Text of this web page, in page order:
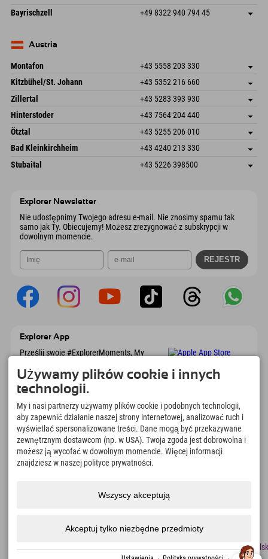
Niemcy
Książka
Frickenstraße 22
82490 Farchant
Zapisz adres
Informacje o przyjeździe
Bayrischzell +49 8322 940 794 45
NiemcyAustria
Montafon +43 5558 203 330
Dorfstr. 127b
6793 Gaschurn/Montafon
Austria
Zapisz adres
Książka
Kitzbühel/St. Johann +43 5352 216 660
Speckbacherstraße 87
6380 St. Johann in Tirol
Austria
Zapisz adres
Informacje o przyjeździe
Książka
Zillertal +43 5283 393 930
Schmiedau 2
Austria
Zapisz adres
Książka
Hinterstoder +43 7564 204 440
Freizeitpark 10
4573 Hinterstoder
Austria
Zapisz adres
Informacje o przyjeździe
Książka
Ötztal +43 5255 206 010
Gscheat 14
Austria
Zapisz adres
Książka
Bad Kleinkirchheim +43 4240 213 330
Dorfstraße 24
9546 Bad Kleinkirchheim
Zapisz adres
Informacje o przyjeździe
Stubaital +43 5226 398500
Explorer Newsletter
Nie udostępnimy Twojego adresu e-mail. Nie znosimy spamu tak
samo jak Ty. Obiecujemy! Możesz zrezygnować z subskrypcji w
dowolnym momencie.
Explorer App
Prześlij swoje #ExplorerMoments, My
marzeń, przeglądem restauracji i wieloma
innymi. Pobierz teraz!
Czas na chwile odkrywcy
166
Jeziora górskie i baseny
rekreacyjne
4.634km
Stoki do jazdy na nartach i
snowboardzie
8.991km
zrównoważonego
Używamy plików cookie i innych
technologii.
My i nasi partnerzy używamy plików cookie i podobnych technologii,
aby zapewnić działanie naszej strony internetowej, analizować ruch i
wyświetlać spersonalizowane treści. Dane mogą być przekazywane
zewnętrznym dostawcom (np. w USA). Twoja zgoda jest dobrowolna i
możesz ją wycofać w dowolnym momencie. Więcej informacji
znajdziesz w naszej polityce prywatności.
Wszyscy akceptują
Akceptuj tylko niezbędne przedmioty